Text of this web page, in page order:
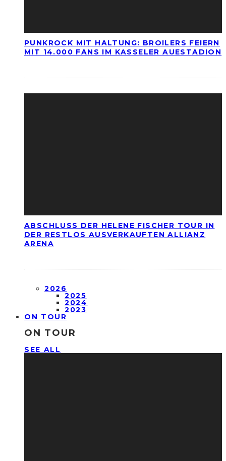
PUNKROCK MIT HALTUNG: BROILERS FEIERN
MIT 14.000 FANS IM KASSELER AUESTADION
ABSCHLUSS DER HELENE FISCHER TOUR IN
DER RESTLOS AUSVERKAUFTEN ALLIANZ
ARENA
2026
2025
2024
2023
ON TOUR
ON TOUR
SEE ALL